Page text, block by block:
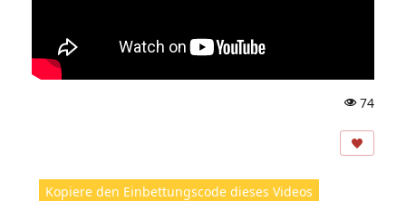
ns
ic
74
Kopiere den Einbettungscode dieses Videos